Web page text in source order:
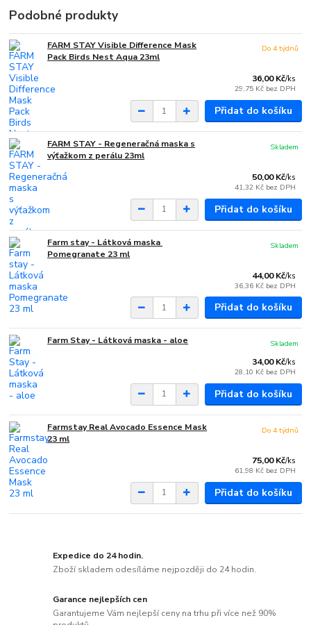
Podobné produkty
FARM STAY Visible Difference Mask
Pack Birds Nest Aqua 23ml
36,00 Kč/ks
29,75 Kč bez DPH
Do 4 týdnů
Přidat do košíku
FARM STAY - Regeneračná maska ​​s
výťažkom z perálu 23ml
50,00 Kč/ks
41,32 Kč bez DPH
Skladem
Přidat do košíku
Farm stay - Látková maska ​​
Pomegranate 23 ml
44,00 Kč/ks
36,36 Kč bez DPH
Skladem
Přidat do košíku
Farm Stay - Látková maska - aloe
34,00 Kč/ks
28,10 Kč bez DPH
Skladem
Přidat do košíku
Farmstay Real Avocado Essence Mask
23 ml
75,00 Kč/ks
61,98 Kč bez DPH
Do 4 týdnů
Přidat do košíku
Expedice do 24 hodin.
Zboží skladem odesíláme nejpozději do 24 hodin.
Garance nejlepších cen
Garantujeme Vám nejlepší ceny na trhu při více než 90%